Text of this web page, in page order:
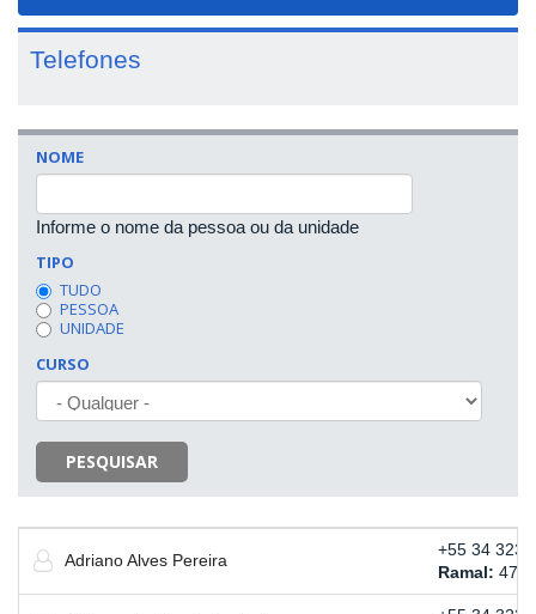
Telefones
NOME
Informe o nome da pessoa ou da unidade
TIPO
TUDO
PESSOA
UNIDADE
CURSO
PESQUISAR
Adriano Alves Pereira
+55 34
Ramal: 4711